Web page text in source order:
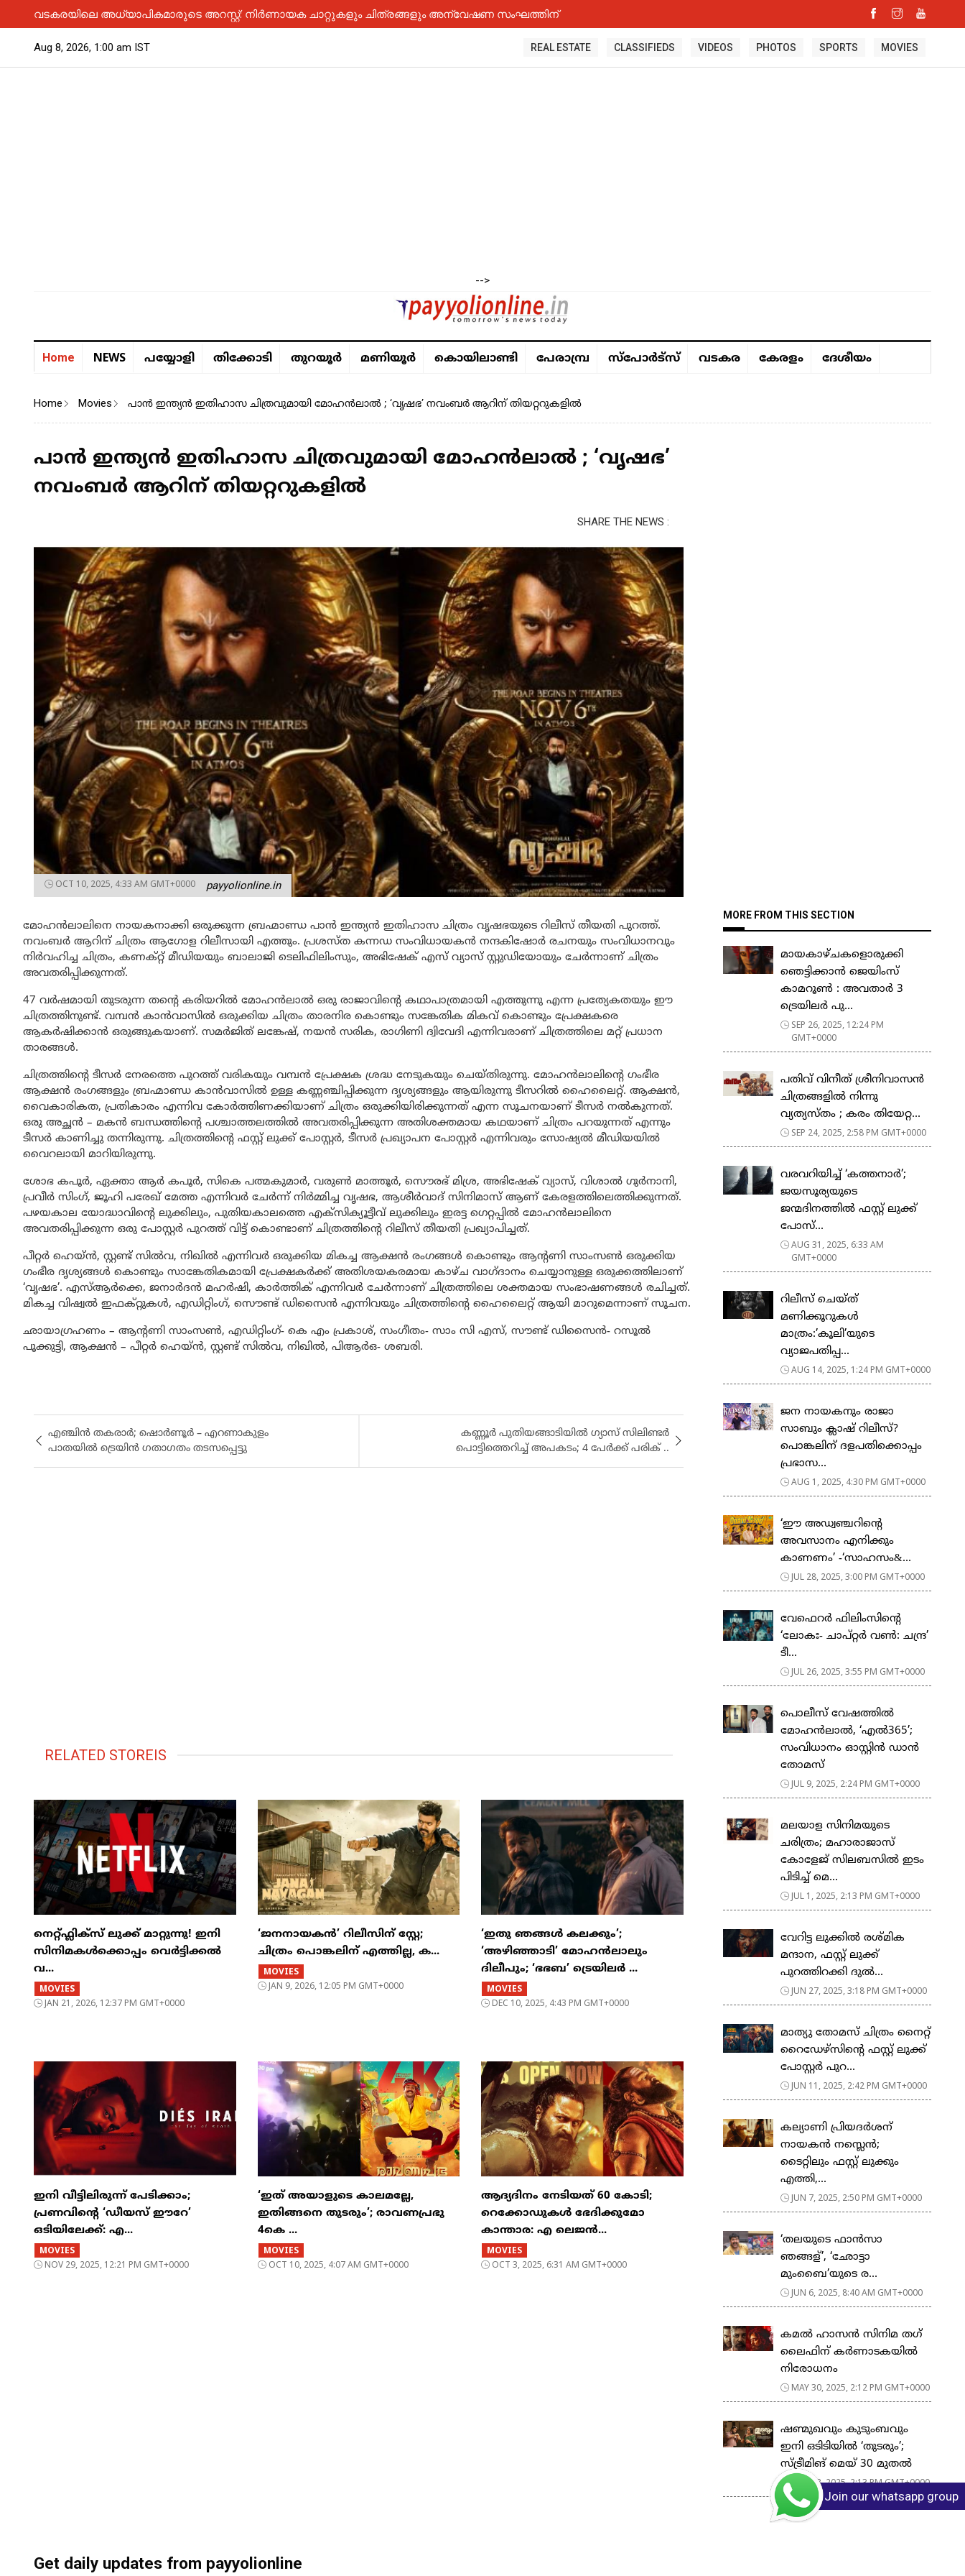
വടകരയിലെ അധ്യാപികമാരുടെ അറസ്റ്റ്: നിർണായക ചാറ്റുകളും ചിത്രങ്ങളും അന്വേഷണ സംഘത്തിന്
Aug 8, 2026, 1:00 am IST REAL ESTATE CLASSIFIEDS VIDEOS PHOTOS SPORTS MOVIES
-->
Home NEWS പയ്യോളി തിക്കോടി തുറയൂര്‍ മണിയൂര്‍ കൊയിലാണ്ടി പേരാമ്പ്ര സ്പോർട്സ് വടകര കേരളം ദേശീയം
Home Movies പാൻ ഇന്ത്യൻ ഇതിഹാസ ചിത്രവുമായി മോഹൻലാൽ ; ‘വൃഷഭ’ നവംബർ ആറിന് തിയറ്ററുകളിൽ
പാൻ ഇന്ത്യൻ ഇതിഹാസ ചിത്രവുമായി മോഹൻലാൽ ; ‘വൃഷഭ’
നവംബർ ആറിന് തിയറ്ററുകളിൽ
SHARE THE NEWS :
OCT 10, 2025, 4:33 AM GMT+0000 payyolionline.in
മോഹൻലാലിനെ നായകനാക്കി ഒരുക്കുന്ന ബ്രഹ്മാണ്ഡ പാൻ ഇന്ത്യൻ ഇതിഹാസ ചിത്രം വൃഷഭയുടെ റിലീസ് തീയതി പുറത്ത്.
നവംബർ ആറിന് ചിത്രം ആഗോള റിലീസായി എത്തും. പ്രശസ്ത കന്നഡ സംവിധായകൻ നന്ദകിഷോർ രചനയും സംവിധാനവും
നിർവഹിച്ച ചിത്രം, കണക്റ്റ് മീഡിയയും ബാലാജി ടെലിഫിലിംസും, അഭിഷേക് എസ് വ്യാസ് സ്റ്റുഡിയോയും ചേർന്നാണ് ചിത്രം
അവതരിപ്പിക്കുന്നത്.
47 വർഷമായി തുടരുന്ന തൻ്റെ കരിയറിൽ മോഹൻലാൽ ഒരു രാജാവിൻ്റെ കഥാപാത്രമായി എത്തുന്നു എന്ന പ്രത്യേകതയും ഈ
ചിത്രത്തിനുണ്ട്. വമ്പൻ കാൻവാസിൽ ഒരുക്കിയ ചിത്രം താരനിര കൊണ്ടും സങ്കേതിക മികവ് കൊണ്ടും പ്രേക്ഷകരെ
ആകർഷിക്കാൻ ഒരുങ്ങുകയാണ്. സമർജിത് ലങ്കേഷ്, നയൻ സരിക, രാഗിണി ദ്വിവേദി എന്നിവരാണ് ചിത്രത്തിലെ മറ്റ് പ്രധാന
താരങ്ങൾ.
ചിത്രത്തിൻ്റെ ടീസർ നേരത്തെ പുറത്ത് വരികയും വമ്പൻ പ്രേക്ഷക ശ്രദ്ധ നേടുകയും ചെയ്തിരുന്നു. മോഹൻലാലിൻ്റെ ഗംഭീര
ആക്ഷൻ രംഗങ്ങളും ബ്രഹ്മാണ്ഡ കാൻവാസിൽ ഉള്ള കണ്ണഞ്ചിപ്പിക്കുന്ന ദൃശ്യങ്ങളും ആയിരുന്നു ടീസറിൽ ഹൈലൈറ്റ്. ആക്ഷൻ,
വൈകാരികത, പ്രതികാരം എന്നിവ കോർത്തിണക്കിയാണ് ചിത്രം ഒരുക്കിയിരിക്കുന്നത് എന്ന സൂചനയാണ് ടീസർ നൽകുന്നത്.
ഒരു അച്ഛൻ – മകൻ ബന്ധത്തിൻ്റെ പശ്ചാത്തലത്തിൽ അവതരിപ്പിക്കുന്ന അതിശക്തമായ കഥയാണ് ചിത്രം പറയുന്നത് എന്നും
ടീസർ കാണിച്ചു തന്നിരുന്നു. ചിത്രത്തിൻ്റെ ഫസ്റ്റ് ലുക്ക് പോസ്റ്റർ, ടീസർ പ്രഖ്യാപന പോസ്റ്റർ എന്നിവരും സോഷ്യൽ മീഡിയയിൽ
വൈറലായി മാറിയിരുന്നു.
ശോഭ കപൂർ, ഏക്താ ആർ കപൂർ, സികെ പത്മകുമാർ, വരുൺ മാത്തൂർ, സൌരഭ് മിശ്ര, അഭിഷേക് വ്യാസ്, വിശാൽ ഗുർനാനി,
പ്രവീർ സിംഗ്, ജൂഹി പരേഖ് മേത്ത എന്നിവർ ചേർന്ന് നിർമ്മിച്ച വൃഷഭ, ആശീർവാദ് സിനിമാസ് ആണ് കേരളത്തിലെത്തിക്കുന്നത്.
പഴയകാല യോദ്ധാവിൻ്റെ ലുക്കിലും, പുതിയകാലത്തെ എക്സിക്യൂട്ടീവ് ലുക്കിലും ഇരട്ട ഗെറ്റപ്പിൽ മോഹൻലാലിനെ
അവതരിപ്പിക്കുന്ന ഒരു പോസ്റ്റർ പുറത്ത് വിട്ട് കൊണ്ടാണ് ചിത്രത്തിൻ്റെ റിലീസ് തീയതി പ്രഖ്യാപിച്ചത്.
പീറ്റർ ഹെയ്ൻ, സ്റ്റണ്ട് സിൽവ, നിഖിൽ എന്നിവർ ഒരുക്കിയ മികച്ച ആക്ഷൻ രംഗങ്ങൾ കൊണ്ടും ആൻ്റണി സാംസൺ ഒരുക്കിയ
ഗംഭീര ദൃശ്യങ്ങൾ കൊണ്ടും സാങ്കേതികമായി പ്രേക്ഷകർക്ക് അതിശയകരമായ കാഴ്ച വാഗ്ദാനം ചെയ്യാനുള്ള ഒരുക്കത്തിലാണ്
‘വൃഷഭ’. എസ്ആർക്കെ, ജനാർദൻ മഹർഷി, കാർത്തിക് എന്നിവർ ചേർന്നാണ് ചിത്രത്തിലെ ശക്തമായ സംഭാഷണങ്ങൾ രചിച്ചത്.
മികച്ച വിഷ്വൽ ഇഫക്റ്റുകൾ, എഡിറ്റിംഗ്, സൌണ്ട് ഡിസൈൻ എന്നിവയും ചിത്രത്തിൻ്റെ ഹൈലൈറ്റ് ആയി മാറുമെന്നാണ് സൂചന.
ഛായാഗ്രഹണം – ആന്റണി സാംസൺ, എഡിറ്റിംഗ്- കെ എം പ്രകാശ്, സംഗീതം- സാം സി എസ്, സൗണ്ട് ഡിസൈൻ- റസൂൽ
പൂക്കുട്ടി, ആക്ഷൻ – പീറ്റർ ഹെയ്ൻ, സ്റ്റണ്ട് സിൽവ, നിഖിൽ, പിആർഒ- ശബരി.
എഞ്ചിൻ തകരാര്‍; ഷൊർണൂർ – എറണാകുളം
പാതയിൽ ട്രെയിൻ ഗതാഗതം തടസപ്പെട്ടു
കണ്ണൂർ പുതിയങ്ങാടിയിൽ ഗ്യാസ് സിലിണ്ടർ
പൊട്ടിത്തെറിച്ച് അപകടം; 4 പേർക്ക് പരിക് ..
RELATED STOREIS
നെറ്റ്ഫ്ലിക്സ് ലുക്ക് മാറ്റുന്നു! ഇനി
സിനിമകൾക്കൊപ്പം വെർട്ടിക്കൽ
വ...
MOVIES
JAN 21, 2026, 12:37 PM GMT+0000
‘ജനനായകൻ’ റിലീസിന് സ്റ്റേ;
ചിത്രം പൊങ്കലിന് എത്തില്ല, ക...
MOVIES
JAN 9, 2026, 12:05 PM GMT+0000
‘ഇതു ഞങ്ങൾ കലക്കും’;
‘അഴിഞ്ഞാടി’ മോഹൻലാലും
ദിലീപും; ‘ഭഭബ’ ട്രെയിലർ ...
MOVIES
DEC 10, 2025, 4:43 PM GMT+0000
ഇനി വീട്ടിലിരുന്ന് പേടിക്കാം;
പ്രണവിന്റെ ‘ഡീയസ് ഈറേ’
ഒടിയിലേക്ക്: എ...
MOVIES
NOV 29, 2025, 12:21 PM GMT+0000
‘ഇത് അയാളുടെ കാലമല്ലേ,
ഇതിങ്ങനെ തുടരും’; രാവണപ്രഭു
4കെ ...
MOVIES
OCT 10, 2025, 4:07 AM GMT+0000
ആദ്യദിനം നേടിയത് 60 കോടി;
റെക്കോഡുകള്‍ ഭേദിക്കുമോ
കാന്താര: എ ലെജന്‍...
MOVIES
OCT 3, 2025, 6:31 AM GMT+0000
Get daily updates from payyolionline
MORE FROM THIS SECTION
മായകാഴ്ചകളൊരുക്കി
ഞെട്ടിക്കാൻ ജെയിംസ്
കാമറൂൺ : അവതാർ 3
ട്രെയിലർ പു...
SEP 26, 2025, 12:24 PM
GMT+0000
പതിവ് വിനീത് ശ്രീനിവാസൻ
ചിത്രങ്ങളിൽ നിന്നു
വ്യത്യസ്തം ; കരം തിയേറ്റ...
SEP 24, 2025, 2:58 PM GMT+0000
വരവറിയിച്ച് ‘കത്തനാർ’;
ജയസൂര്യയുടെ
ജന്മദിനത്തിൽ ഫസ്റ്റ് ലുക്ക്
പോസ്...
AUG 31, 2025, 6:33 AM
GMT+0000
റിലീസ് ചെയ്ത്
മണിക്കൂറുകൾ
മാത്രം:’കൂലി’യുടെ
വ്യാജപതിപ്പ...
AUG 14, 2025, 1:24 PM GMT+0000
ജന നായകനും രാജാ
സാബും ക്ലാഷ് റിലീസ്?
പൊങ്കലിന് ദളപതിക്കൊപ്പം
പ്രഭാസ...
AUG 1, 2025, 4:30 PM GMT+0000
‘ഈ അഡ്വഞ്ചറിന്‍റെ
അവസാനം എനിക്കും
കാണണം’ -‘സാഹസം&...
JUL 28, 2025, 3:00 PM GMT+0000
വേഫെറര്‍ ഫിലിംസിന്റെ
‘ലോകഃ- ചാപ്റ്റര്‍ വണ്‍: ചന്ദ്ര’
ടീ...
JUL 26, 2025, 3:55 PM GMT+0000
പൊലീസ് വേഷത്തില്‍
മോഹന്‍ലാല്‍, ‘എൽ365’;
സംവിധാനം ഓസ്റ്റിൻ ഡാൻ
തോമസ്
JUL 9, 2025, 2:24 PM GMT+0000
മലയാള സിനിമയുടെ
ചരിത്രം; മഹാരാജാസ്
കോളേജ് സിലബസില്‍ ഇടം
പിടിച്ച് മെ...
JUL 1, 2025, 2:13 PM GMT+0000
വേറിട്ട ലുക്കില്‍ രശ്‍മിക
മന്ദാന, ഫസ്റ്റ് ലുക്ക്
പുറത്തിറക്കി ദുല്‍...
JUN 27, 2025, 3:18 PM GMT+0000
മാത്യു തോമസ് ചിത്രം നൈറ്റ്
റൈഡേഴ്സിന്റെ ഫസ്റ്റ് ലുക്ക്
പോസ്റ്റർ പുറ...
JUN 11, 2025, 2:42 PM GMT+0000
കല്യാണി പ്രിയദര്‍ശന്
നായകൻ നസ്ലെൻ;
ടൈറ്റിലും ഫസ്റ്റ് ലുക്കും
എത്തി,...
JUN 7, 2025, 2:50 PM GMT+0000
‘തലയുടെ ഫാൻസാ
ഞങ്ങള്’, ‘ഛോട്ടാ
മുംബൈ’യുടെ ര...
JUN 6, 2025, 8:40 AM GMT+0000
കമല്‍ ഹാസന്‍ സിനിമ തഗ്
ലൈഫിന് കര്‍ണാടകയില്‍
നിരോധനം
MAY 30, 2025, 2:12 PM GMT+0000
ഷണ്മുഖവും കുടുംബവും
ഇനി ഒടിടിയിൽ ‘തുടരും’;
സ്ട്രീമിങ് മെയ് 30 മുതൽ
MAY 28, 2025, 2:13 PM GMT+0000
Join our whatsapp group